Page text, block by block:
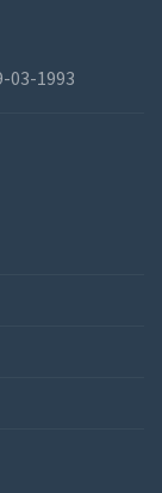
03-1993